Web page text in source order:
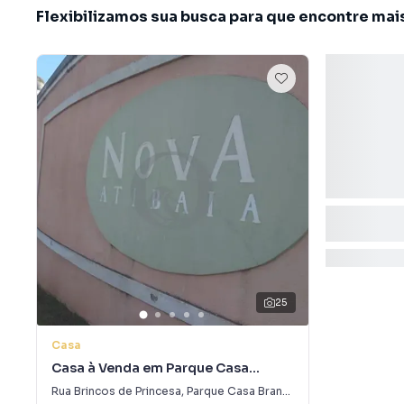
Flexibilizamos sua busca para que encontre
25
Casa
Casa à Venda em Parque Casa
Branca
Rua Brincos de Princesa, Parque Casa Branca